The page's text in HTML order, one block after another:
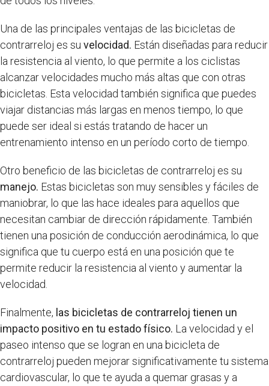
Una de las principales ventajas de las bicicletas de
contrarreloj es su velocidad. Están diseñadas para reducir
la resistencia al viento, lo que permite a los ciclistas
alcanzar velocidades mucho más altas que con otras
bicicletas. Esta velocidad también significa que puedes
viajar distancias más largas en menos tiempo, lo que
puede ser ideal si estás tratando de hacer un
entrenamiento intenso en un período corto de tiempo.
Otro beneficio de las bicicletas de contrarreloj es su
manejo. Estas bicicletas son muy sensibles y fáciles de
maniobrar, lo que las hace ideales para aquellos que
necesitan cambiar de dirección rápidamente. También
tienen una posición de conducción aerodinámica, lo que
significa que tu cuerpo está en una posición que te
permite reducir la resistencia al viento y aumentar la
velocidad.
Finalmente, las bicicletas de contrarreloj tienen un
impacto positivo en tu estado físico. La velocidad y el
paseo intenso que se logran en una bicicleta de
contrarreloj pueden mejorar significativamente tu sistema
cardiovascular, lo que te ayuda a quemar grasas y a